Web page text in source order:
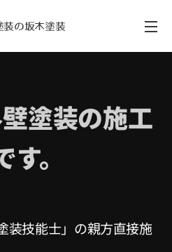
装の坂木塗装
塗装の施工
す。
装技能士」の親方直接施